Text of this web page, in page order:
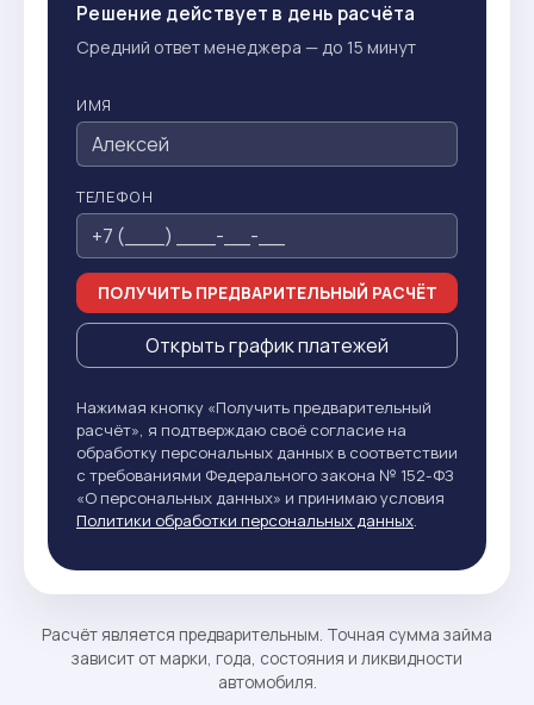
Решение действует в день расчёта
Средний ответ менеджера — до 15 минут
ИМЯ
ТЕЛЕФОН
ПОЛУЧИТЬ ПРЕДВАРИТЕЛЬНЫЙ РАСЧЁТ
Открыть график платежей
Нажимая кнопку «Получить предварительный
расчёт», я подтверждаю своё согласие на
обработку персональных данных в соответствии
с требованиями Федерального закона № 152-ФЗ
«О персональных данных» и принимаю условия
Политики обработки персональных данных.
Расчёт является предварительным. Точная сумма займа
зависит от марки, года, состояния и ликвидности
автомобиля.